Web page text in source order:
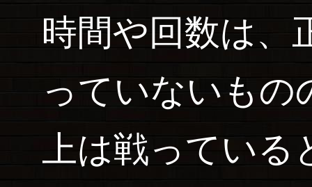
時間や回数は、
っていないもの
上は戦ってい